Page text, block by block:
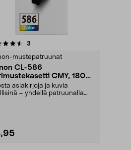
3
mustepatruunat
CL-586
CMY, 180
asiakirjoja ja kuvia
– yhdellä patruunalla